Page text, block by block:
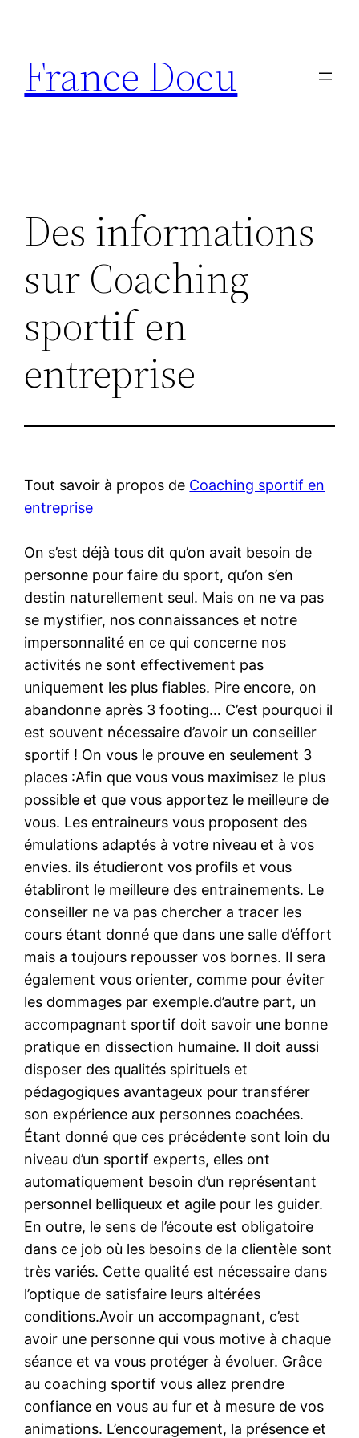
contenu
France Docu
Des informations
sur Coaching
sportif en
entreprise
Tout savoir à propos de Coaching sportif en
entreprise
On s’est déjà tous dit qu’on avait besoin de
personne pour faire du sport, qu’on s’en
destin naturellement seul. Mais on ne va pas
se mystifier, nos connaissances et notre
impersonnalité en ce qui concerne nos
activités ne sont effectivement pas
uniquement les plus fiables. Pire encore, on
abandonne après 3 footing… C’est pourquoi il
est souvent nécessaire d’avoir un conseiller
sportif ! On vous le prouve en seulement 3
places :Afin que vous vous maximisez le plus
possible et que vous apportez le meilleure de
vous. Les entraineurs vous proposent des
émulations adaptés à votre niveau et à vos
envies. ils étudieront vos profils et vous
établiront le meilleure des entrainements. Le
conseiller ne va pas chercher a tracer les
cours étant donné que dans une salle d’éffort
mais a toujours repousser vos bornes. Il sera
également vous orienter, comme pour éviter
les dommages par exemple.d’autre part, un
accompagnant sportif doit savoir une bonne
pratique en dissection humaine. Il doit aussi
disposer des qualités spirituels et
pédagogiques avantageux pour transférer
son expérience aux personnes coachées.
Étant donné que ces précédente sont loin du
niveau d’un sportif experts, elles ont
automatiquement besoin d’un représentant
personnel belliqueux et agile pour les guider.
En outre, le sens de l’écoute est obligatoire
dans ce job où les besoins de la clientèle sont
très variés. Cette qualité est nécessaire dans
l’optique de satisfaire leurs altérées
conditions.Avoir un accompagnant, c’est
avoir une personne qui vous motive à chaque
séance et va vous protéger à évoluer. Grâce
au coaching sportif vous allez prendre
confiance en vous au fur et à mesure de vos
animations. L’encouragement, la présence et